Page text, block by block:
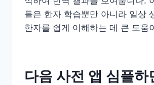
들은 한자 학습뿐만 아니라 일상
한자를 쉽게 이해하는 데 큰 도움
다음 사전 앱 심플하